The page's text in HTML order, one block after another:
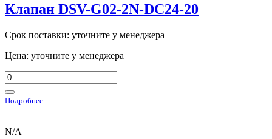
Клапан DSV-G02-2N-DC24-20
Срок поставки: уточните у менеджера
Цена: уточните у менеджера
Подробнее
N/A